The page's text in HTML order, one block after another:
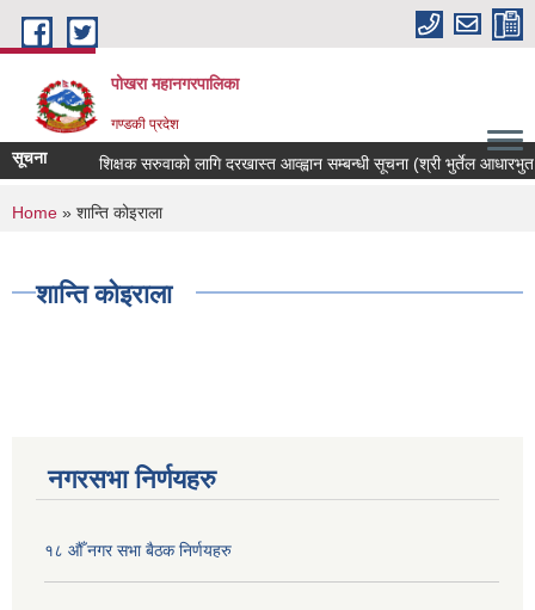
Skip to main content
पोखरा महानगरपालिका
गण्डकी प्रदेश
सूचना शिक्षक सरुवाको लागि दरखास्त आव्ह्वान सम्बन्धी सूचना (श्री भुर्तेल आधारभुत
You are here
Home » शान्ति कोइराला
शान्ति कोइराला
नगरसभा निर्णयहरु
१८ औँ नगर सभा बैठक निर्णयहरु